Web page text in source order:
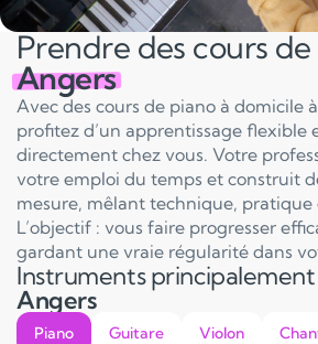
Prendre des cours
Angers
Avec des cours de piano à domicile
profitez d’un apprentissage flexible
directement chez vous. Votre
votre emploi du temps et construit
mesure, mêlant technique, pratique
L’objectif : vous faire progresser
gardant une vraie régularité dans
Instruments
Angers
Piano Guitare Violon